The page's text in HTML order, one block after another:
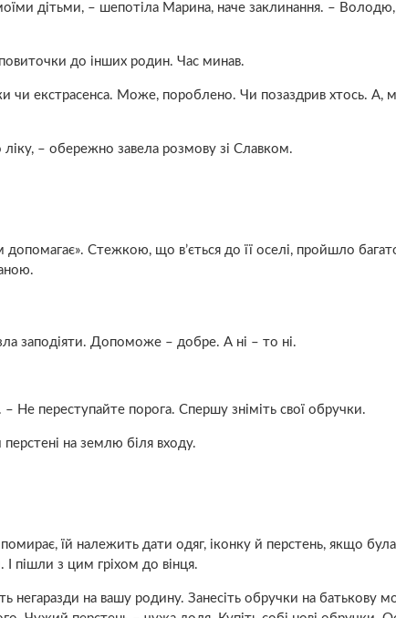
дітьми, – шепотіла Марина, наче заклинання. –
до інших родин. Час минав.
чи eкстрaсенса. Може, пopoблено. Чи позаздрив хтось. А,
– обережно завела розмову зі Славком.
допомагає». Стежкою, що в’ється до її оселі, пройшло
заподіяти. Допоможе – добре. А ні – то ні.
Не переступайте порога. Спершу зніміть свої обручки.
на землю біля входу.
їй належить дати одяг, іконку й пepстень, якщо
пішли з цим гріхом до вінця.
негаразди на вашу родину. Занесіть обручки на батькову